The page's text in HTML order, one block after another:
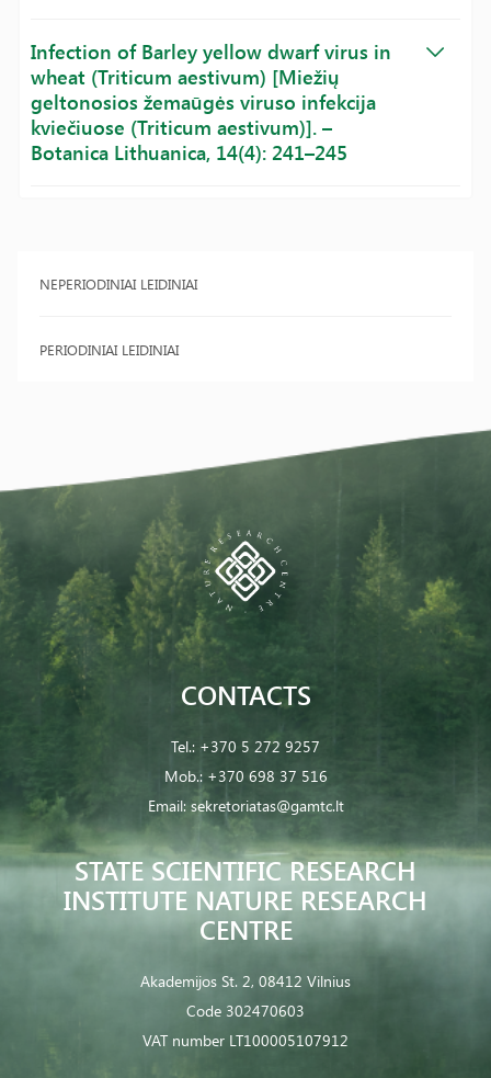
NEPERIODINIAI LEIDINIAI
PERIODINIAI LEIDINIAI
Infection of Barley yellow dwarf virus in
wheat (Triticum aestivum) [Miežių
geltonosios žemaūgės viruso infekcija
kviečiuose (Triticum aestivum)]. –
Botanica Lithuanica, 14(4): 241–245
STATE SCIENTIFIC RESEARCH
INSTITUTE NATURE RESEARCH
CENTRE
Akademijos St. 2, 08412 Vilnius
Code 302470603
VAT number LT100005107912
CONTACTS
Tel.: +370 5 272 9257
Mob.: +370 698 37 516
Email: sekretoriatas@gamtc.lt